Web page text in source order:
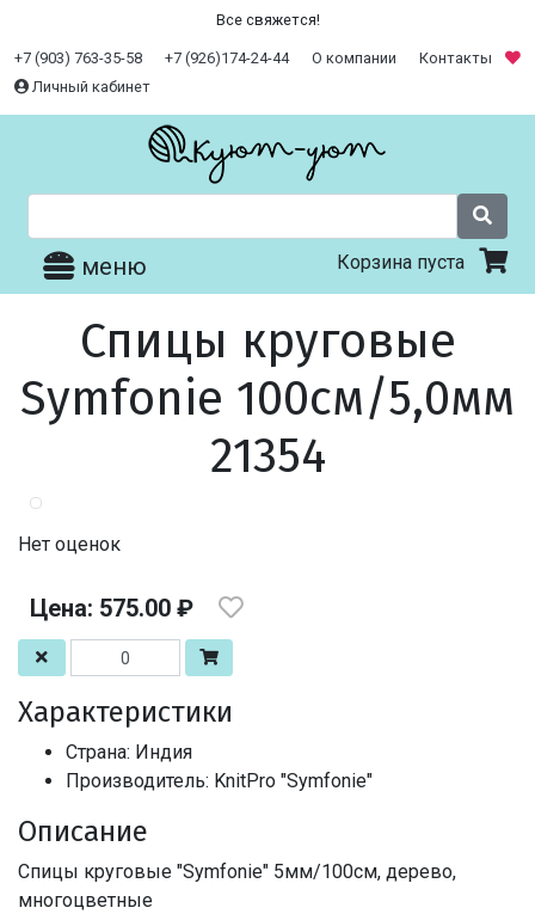
Все свяжется!
+7 (903) 763-35-58 +7 (926)174-24-44 О компании
Контакты
Личный кабинет
меню Корзина пуста
Спицы круговые
Symfonie 100см/5,0мм
21354
Нет оценок
Цена: 575.00 ₽
Характеристики
Страна: Индия
Производитель: KnitPro "Symfonie"
Описание
Спицы круговые "Symfonie" 5мм/100см, дерево,
многоцветные